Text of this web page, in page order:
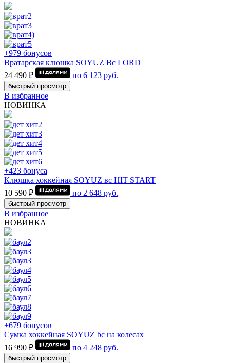
+979 бонусов
Вратарская клюшка SOYUZ Bc LORD
24 490 ₽
по 6 123 руб.
быстрый просмотр
В избранное
НОВИНКА
+423 бонуса
Клюшка хоккейная SOYUZ вс HIT START
10 590 ₽
по 2 648 руб.
быстрый просмотр
В избранное
НОВИНКА
+679 бонусов
Сумка хоккейная SOYUZ bc на колесах
16 990 ₽
по 4 248 руб.
быстрый просмотр